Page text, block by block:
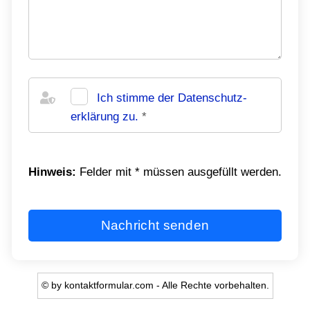
Ich stimme der Datenschutz­
erklärung zu. *
Hinweis: Felder mit * müssen ausgefüllt werden.
Nachricht senden
© by kontaktformular.com - Alle Rechte vorbehalten.